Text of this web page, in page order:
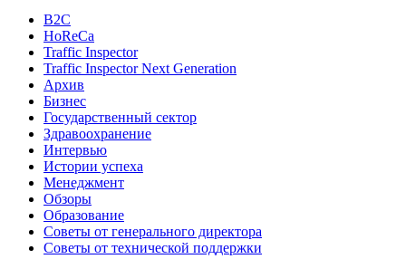
B2C
HoReCa
Traffic Inspector
Traffic Inspector Next Generation
Архив
Бизнес
Государственный сектор
Здравоохранение
Интервью
Истории успеха
Менеджмент
Обзоры
Образование
Советы от генерального директора
Советы от технической поддержки